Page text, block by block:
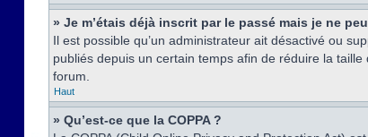
» Je m’étais déjà inscrit par le passé mais je ne
Il est possible qu’un administrateur ait désactivé ou
publiés depuis un certain temps afin de réduire la
forum.
Haut
» Qu’est-ce que la COPPA ?